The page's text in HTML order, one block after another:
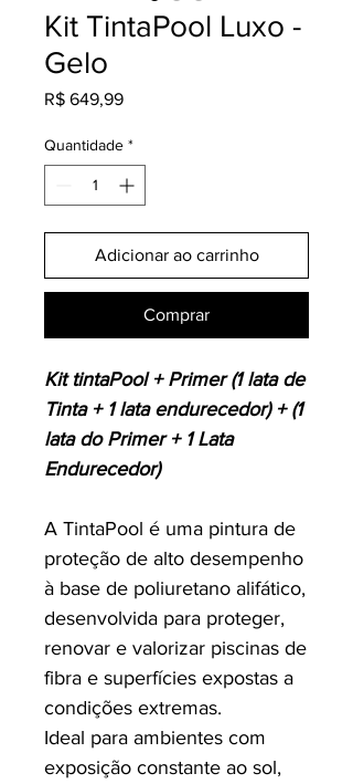
Kit TintaPool Luxo -
Gelo
R$ 649,99Preço
Quantidade *
Adicionar ao carrinho
Comprar
Kit tintaPool + Primer (1 lata de
Tinta + 1 lata endurecedor) + (1
lata do Primer + 1 Lata
Endurecedor)
A TintaPool é uma pintura de
proteção de alto desempenho
à base de poliuretano alifático,
desenvolvida para proteger,
renovar e valorizar piscinas de
fibra e superfícies expostas a
condições extremas.
Ideal para ambientes com
exposição constante ao sol,